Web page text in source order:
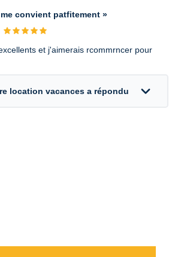
convient patfitement »
5 sur 5
et j'aimerais rcommrncer pour
location vacances a répondu expand_more